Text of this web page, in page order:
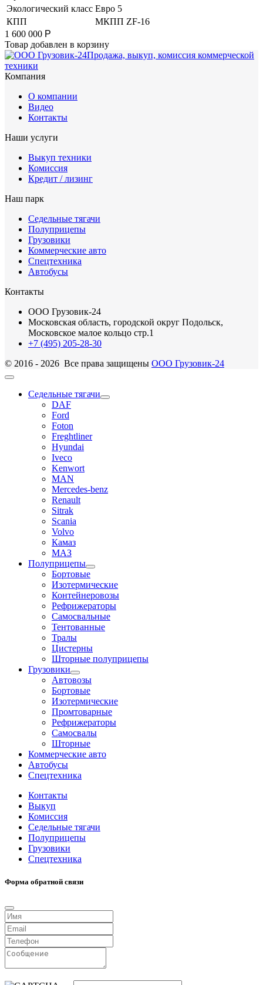
Экологический класс Евро 5
КПП
МКПП ZF-16
1 600 000 Р
Товар добавлен в корзину
Продажа, выкуп, комиссия коммерческой
техники
Компания
О компании
Видео
Контакты
Наши услуги
Выкуп техники
Комиссия
Кредит / лизинг
Наш парк
Седельные тягачи
Полуприцепы
Грузовики
Коммерческие авто
Спецтехника
Автобусы
Контакты
ООО Грузовик-24
Московская область, городской округ Подольск,
Московское малое кольцо стр.1
+7 (495) 205-28-30
© 2016 - 2026 Все права защищены ООО Грузовик-24
Седельные тягачи
DAF
Ford
Foton
Freghtliner
Hyundai
Iveco
Kenwort
MAN
Mercedes-benz
Renault
Sitrak
Scania
Volvo
Камаз
МАЗ
Полуприцепы
Бортовые
Изотермические
Контейнеровозы
Рефрижераторы
Самосвальные
Тентованные
Тралы
Цистерны
Шторные полуприцепы
Грузовики
Автовозы
Бортовые
Изотермические
Промтоварные
Рефрижераторы
Самосвалы
Шторные
Коммерческие авто
Автобусы
Спецтехника
Контакты
Выкуп
Комиссия
Седельные тягачи
Полуприцепы
Грузовики
Спецтехника
Форма обратной связи